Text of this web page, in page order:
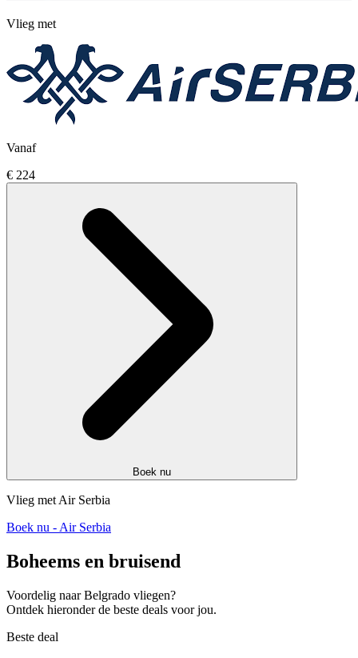
Vlieg met
Vanaf
€ 224
Boek nu
Vlieg met Air Serbia
Boek nu - Air Serbia
Boheems en bruisend
Voordelig naar Belgrado vliegen?
Ontdek hieronder de beste deals voor jou.
Beste deal